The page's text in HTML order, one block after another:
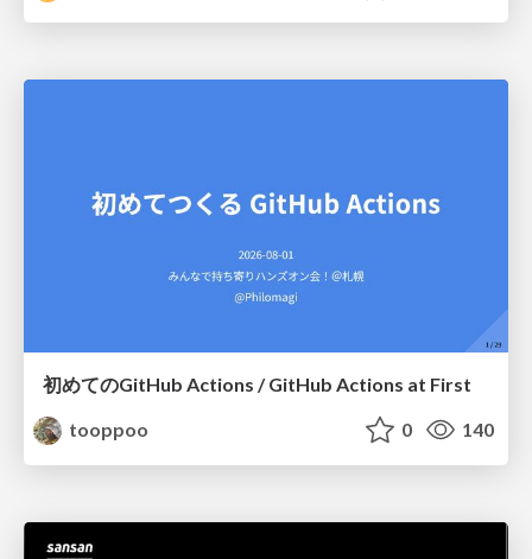
初めてのGitHub Actions / GitHub Actions at First
tooppoo
0 140